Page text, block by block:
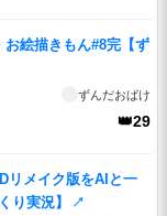
お絵描きもん#8完【ず
ずんだおばけ
👑29
リメイク版をAIと一
り実況】
↗